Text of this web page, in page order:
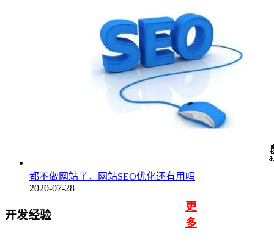
都不做网站了，网站SEO优化还有用吗
2020-07-28
开发经验
更
多